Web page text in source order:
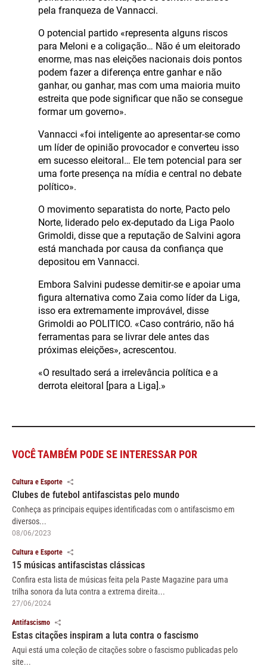
pela franqueza de Vannacci.
O potencial partido «representa alguns riscos
para Meloni e a coligação… Não é um eleitorado
enorme, mas nas eleições nacionais dois pontos
podem fazer a diferença entre ganhar e não
ganhar, ou ganhar, mas com uma maioria muito
estreita que pode significar que não se consegue
formar um governo».
Vannacci «foi inteligente ao apresentar-se como
um líder de opinião provocador e converteu isso
em sucesso eleitoral… Ele tem potencial para ser
uma forte presença na mídia e central no debate
político».
O movimento separatista do norte, Pacto pelo
Norte, liderado pelo ex-deputado da Liga Paolo
Grimoldi, disse que a reputação de Salvini agora
está manchada por causa da confiança que
depositou em Vannacci.
Embora Salvini pudesse demitir-se e apoiar uma
figura alternativa como Zaia como líder da Liga,
isso era extremamente improvável, disse
Grimoldi ao POLITICO. «Caso contrário, não há
ferramentas para se livrar dele antes das
próximas eleições», acrescentou.
«O resultado será a irrelevância política e a
derrota eleitoral [para a Liga].»
VOCÊ TAMBÉM PODE SE INTERESSAR POR
Cultura e Esporte
Clubes de futebol antifascistas pelo mundo
Conheça as principais equipes identificadas com o antifascismo em
diversos...
08/06/2023
Cultura e Esporte
15 músicas antifascistas clássicas
Confira esta lista de músicas feita pela Paste Magazine para uma
trilha sonora da luta contra a extrema direita...
27/06/2024
Antifascismo
Estas citações inspiram a luta contra o fascismo
Aqui está uma coleção de citações sobre o fascismo publicadas pelo
site...